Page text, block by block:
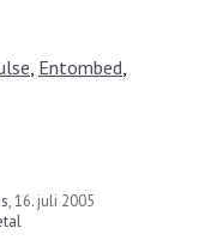
Entombed
,16. juli 2005